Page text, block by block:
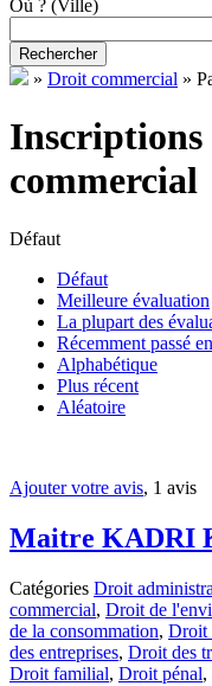
Où ? (Ville)
Rechercher
» Droit commercial »
commercial
Défaut
Défaut
Meilleure évaluation
La plupart des
Récemment passé
Alphabétique
Plus récent
Aléatoire
Ajouter votre avis, 1 avis
Maitre KADRI
Catégories Droit
commercial, Droit de
de la consommation, Droit
des entreprises, Droit des
Droit familial, Droit pénal,